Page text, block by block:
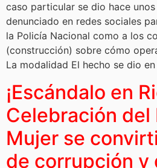
caso particular se dio hace
denunciado en redes sociales
la Policía Nacional como a los
(construcción) sobre cómo
La modalidad El hecho se dio
¡Escándalo en
Celebración del
Mujer se
de corrupción y